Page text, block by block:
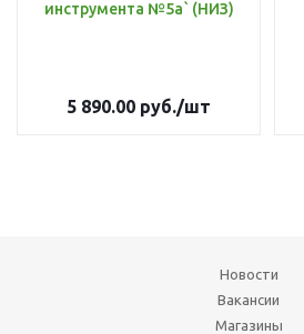
инструмента №5а` (НИЗ)
5 890.00 руб./шт
Новости
Вакансии
Магазины